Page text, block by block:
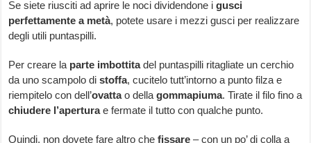
Se siete riusciti ad aprire le noci dividendone i gusci
perfettamente a metà, potete usare i mezzi gusci per realizzare
degli utili puntaspilli.
Per creare la parte imbottitadel puntaspilli ritagliate un cerchio
da uno scampolo di stoffa, cucitelo tutt’intorno a punto filza e
riempitelo con dell’ovattao dellagommapiuma. Tirate il filo fino a
chiudere l’aperturae fermate il tutto con qualche punto.
Quindi, non dovete fare altro chefissare – con un po’ di colla a